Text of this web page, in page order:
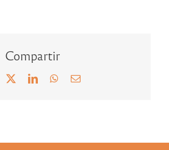
Compartir
LinkedInWhatsApp
Correo